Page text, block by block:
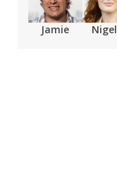
Jamie